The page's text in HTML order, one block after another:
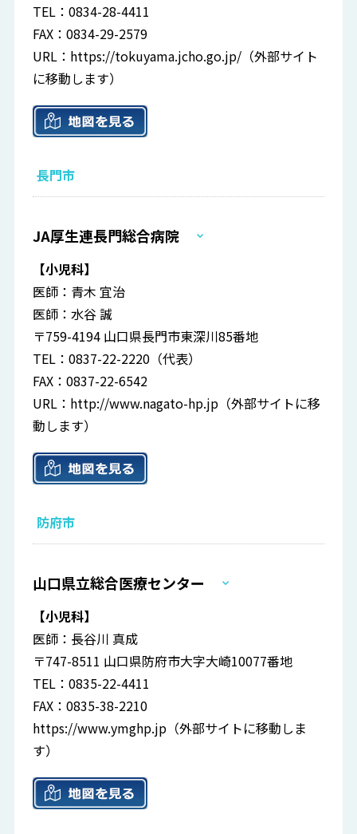
TEL：0834-28-4411
FAX：0834-29-2579
URL： https://tokuyama.jcho.go.jp/ （外部サイト
に移動します）
長門市
JA厚生連長門総合病院
【小児科】
医師：青木 宜治
医師：水谷 誠
〒759-4194 山口県長門市東深川85番地
TEL：0837-22-2220（代表）
FAX：0837-22-6542
URL： http://www.nagato-hp.jp （外部サイトに移
動します）
防府市
山口県立総合医療センター
【小児科】
医師：長谷川 真成
〒747-8511 山口県防府市大字大崎10077番地
TEL：0835-22-4411
FAX：0835-38-2210
https://www.ymghp.jp （外部サイトに移動しま
す）